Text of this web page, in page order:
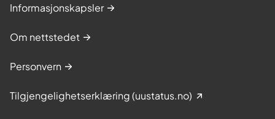
Informasjonskapsler
Om nettstedet
Personvern
Tilgjengelighetserklæring (uustatus.no)